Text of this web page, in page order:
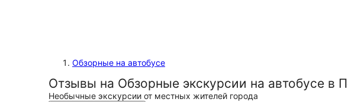
Обзорные на автобусе
Отзывы на Обзорные экскурсии на автобусе в
Необычные экскурсии от местных жителей города